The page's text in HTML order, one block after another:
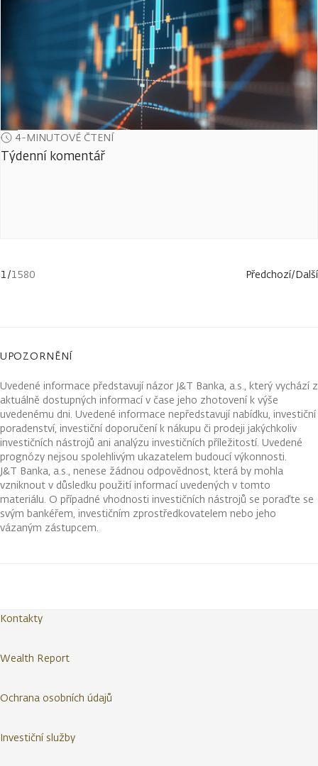
4-MINUTOVÉ ČTENÍ
Týdenní komentář
1/1580 Předchozí/Další
UPOZORNĚNÍ
Uvedené informace představují názor J&T Banka, a.s., který vychází z
aktuálně dostupných informací v čase jeho zhotovení k výše
uvedenému dni. Uvedené informace nepředstavují nabídku, investiční
poradenství, investiční doporučení k nákupu či prodeji jakýchkoliv
investičních nástrojů ani analýzu investičních příležitostí. Uvedené
prognózy nejsou spolehlivým ukazatelem budoucí výkonnosti.
J&T Banka, a.s., nenese žádnou odpovědnost, která by mohla
vzniknout v důsledku použití informací uvedených v tomto
materiálu. O případné vhodnosti investičních nástrojů se poraďte se
svým bankéřem, investičním zprostředkovatelem nebo jeho
vázaným zástupcem.
Kontakty
Wealth Report
Ochrana osobních údajů
Investiční služby